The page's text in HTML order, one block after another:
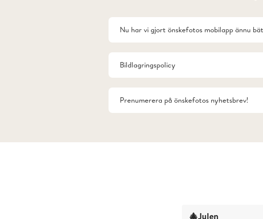
Nu har vi gjort önskefotos mobilapp ännu
Bildlagringspolicy
Prenumerera på önskefotos nyhetsbrev!
🎄Julen